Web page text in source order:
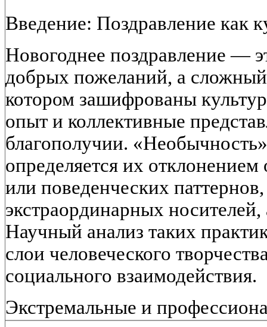
Введение: Поздравление как
Новогоднее поздравление —
добрых пожеланий, а
котором зашифрованы
опыт и коллективные
благополучии.
определяется их
или поведенческих
экстраординарных носителей,
Научный анализ таких
слои человеческого
социального взаимодействия.
Экстремальные и